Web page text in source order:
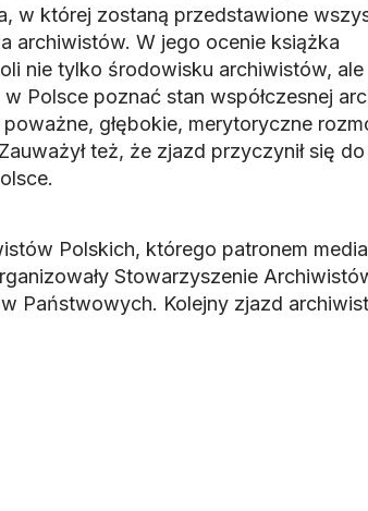
w której zostaną przedstawione
archiwistów. W jego ocenie książka
nie tylko środowisku archiwistów, ale
Polsce poznać stan współczesnej
głębokie, merytoryczne
też, że zjazd przyczynił się
Polskich, którego patronem
Stowarzyszenie
Państwowych. Kolejny zjazd